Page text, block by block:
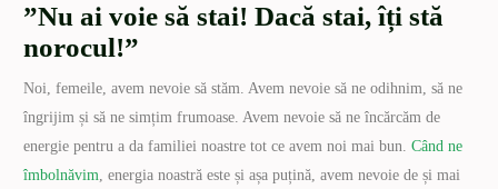
”Nu ai voie să stai! Dacă stai, îți stă
norocul!”
Noi, femeile, avem nevoie să stăm. Avem nevoie să ne odihnim, să ne
îngrijim și să ne simțim frumoase. Avem nevoie să ne încărcăm de
energie pentru a da familiei noastre tot ce avem noi mai bun.Când ne
îmbolnăvim, energia noastră este și așa puțină, avem nevoie de și mai